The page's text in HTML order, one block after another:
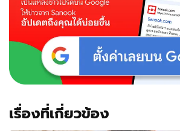
เรื่องที่เกี่ยวข้อง